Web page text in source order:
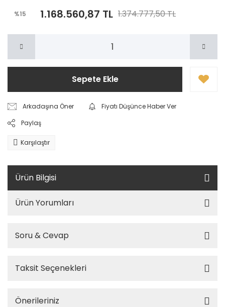
%15 1.168.560,87 TL 1.374.777,50 TL
Sepete Ekle
Arkadaşına Öner
Fiyatı Düşünce Haber Ver
Paylaş
Karşılaştır
Ürün Bilgisi
Ürün Yorumları
Soru & Cevap
Taksit Seçenekleri
Önerileriniz